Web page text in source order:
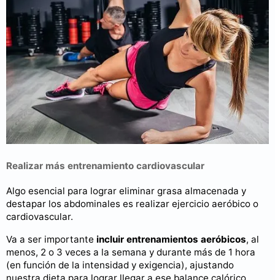
Realizar más entrenamiento cardiovascular
Algo esencial para lograr eliminar grasa almacenada y
destapar los abdominales es realizar ejercicio aeróbico o
cardiovascular.
Va a ser importante incluir entrenamientos aeróbicos, al
menos, 2 o 3 veces a la semana y durante más de 1 hora
(en función de la intensidad y exigencia), ajustando
nuestra dieta para lograr llegar a ese balance calórico